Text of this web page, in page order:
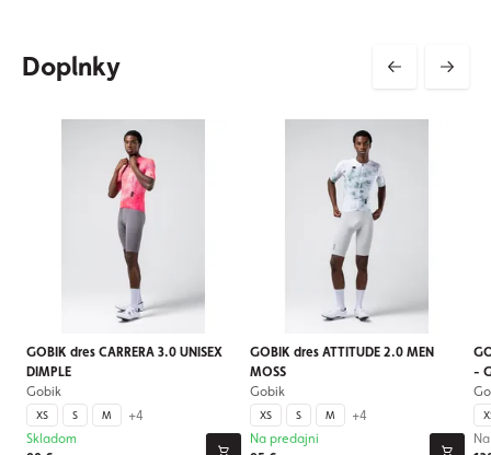
Doplnky
GOBIK dres CARRERA 3.0 UNISEX
DIMPLE
Gobik
XS S M +4
Skladom
GOBIK dres ATTITUDE 2.0 MEN
MOSS
Gobik
XS S M +4
Na predajni
-